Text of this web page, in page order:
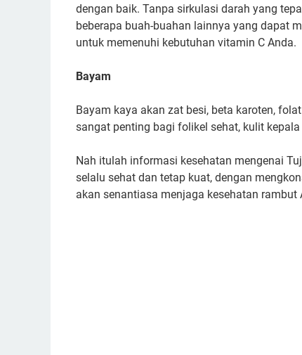
dengan baik. Tanpa sirkulasi darah yang
beberapa buah-buahan lainnya yang dapat
untuk memenuhi kebutuhan vitamin C Anda.
Bayam
Bayam kaya akan zat besi, beta karoten,
sangat penting bagi folikel sehat, kulit
Nah itulah informasi kesehatan mengenai
selalu sehat dan tetap kuat, dengan
akan senantiasa menjaga kesehatan rambut